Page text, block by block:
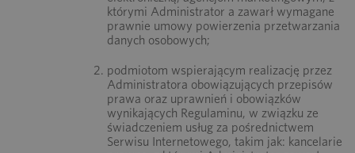
którymi Administrator a zawarł wymagane
prawnie umowy powierzenia przetwarzania
danych osobowych;
podmiotom wspierającym realizację przez
Administratora obowiązujących przepisów
prawa oraz uprawnień i obowiązków
wynikających Regulaminu, w związku ze
świadczeniem usług za pośrednictwem
Serwisu Internetowego, takim jak: kancelarie